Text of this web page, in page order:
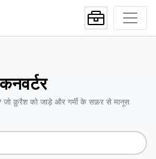
जो क़ुरैश को जाड़े और गर्मी के सफ़र से मानूस